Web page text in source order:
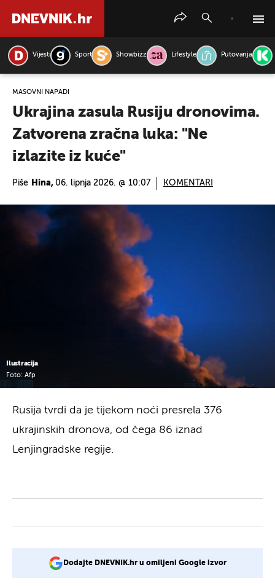
Vijesti Sport Showbizz Lifestyle Putovanja
MASOVNI NAPADI
Ukrajina zasula Rusiju dronovima.
Zatvorena zračna luka: "Ne
izlazite iz kuće"
Piše Hina, 06. lipnja 2026. @ 10:07 KOMENTARI
Ilustracija
Foto: Afp
Rusija tvrdi da je tijekom noći presrela 376
ukrajinskih dronova, od čega 86 iznad
Lenjingradske regije.
Dodajte DNEVNIK.hr u omiljeni Google izvor
PRETRAŽITE VIJESTI